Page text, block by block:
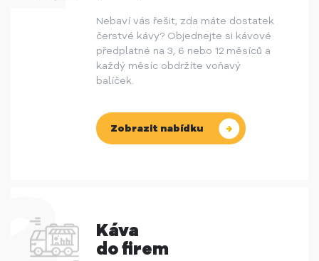
Nebaví vás řešit, zda máte dostatek
čerstvé kávy? Objednejte si kávové
předplatné na 3, 6 nebo 12 měsíců a
každý měsíc obdržíte voňavý
balíček.
Zobrazit nabídku
Káva
do firem